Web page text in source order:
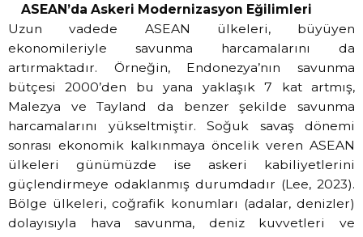
ASEAN’da Askeri Modernizasyon Eğilimleri
Uzun vadede ASEAN ülkeleri, büyüyen
ekonomileriyle savunma harcamalarını da
artırmaktadır. Örneğin, Endonezya’nın savunma
bütçesi 2000’den bu yana yaklaşık 7 kat artmış,
Malezya ve Tayland da benzer şekilde savunma
harcamalarını yükseltmiştir. Soğuk savaş dönemi
sonrası ekonomik kalkınmaya öncelik veren ASEAN
ülkeleri günümüzde ise askeri kabiliyetlerini
güçlendirmeye odaklanmış durumdadır (Lee, 2023).
Bölge ülkeleri, coğrafik konumları (adalar, denizler)
dolayısıyla hava savunma, deniz kuvvetleri ve